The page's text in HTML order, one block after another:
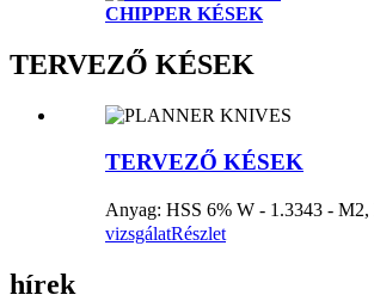
CHIPPER KÉSEK
TERVEZŐ KÉSEK
TERVEZŐ KÉSEK
Anyag: HSS 6% W - 1.3343 - M2,
vizsgálatRészlet
hírek